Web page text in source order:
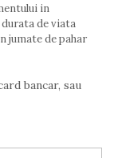
in
de viata
jumate de pahar
bancar, sau